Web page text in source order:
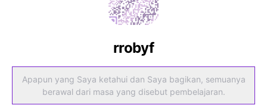
rrobyf
Apapun yang Saya ketahui dan Saya bagikan, semuanya
berawal dari masa yang disebut pembelajaran.